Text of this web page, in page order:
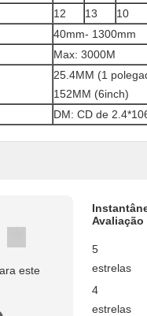
12 13 10
40mm- 1300mm
Max: 3000M
25.4MM (1
152MM (6inch)
DM: CD de
este
Avaliação
5
estrelas
4
estrelas